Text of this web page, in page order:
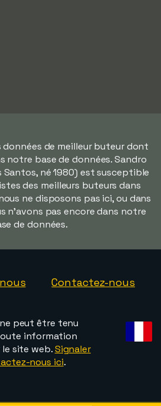
de meilleur buteur dont
notre base de données. Sandro
Santos, né 1980) est susceptible
des meilleurs buteurs dans
ne disposons pas ici, ou dans
n'avons pas encore dans notre
de données.
Contactez-nous
peut être tenu
information
site web.Signaler
nous ici.